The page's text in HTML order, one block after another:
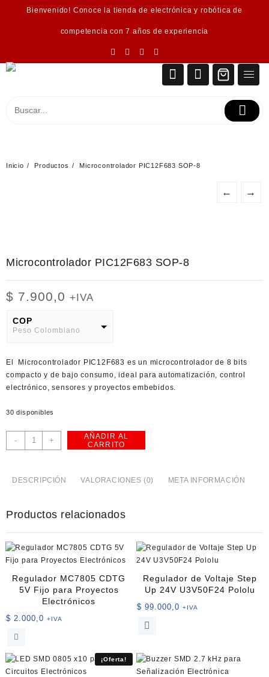
Bienvenido! Conoce la tienda de electrónica y robótica de
competencia con 7 años de experiencia
Inicio Productos Microcontrolador PIC12F683 SOP-8
← →
Microcontrolador PIC12F683 SOP-8
$ 7.900,0 +IVA
COP
Peso Colombiano
American Dollar
El Microcontrolador PIC12F683 es un microcontrolador de 8 bits
compacto y de bajo consumo, ideal para automatización, control
electrónico, sensores y proyectos embebidos.
30 disponibles
-
Microcontrolador
PIC12F683
+
AÑADIR AL
CARRITO
DESCRIPCIÓN VALORACIONES (0) META INFORMACIÓN
Productos relacionados
Regulador MC7805 CDTG
5V Fijo para Proyectos
Electrónicos
$ 2.000,0 +IVA
Regulador de Voltaje Step
Up 24V U3V50F24 Pololu
$ 99.000,0 +IVA
¡Oferta!